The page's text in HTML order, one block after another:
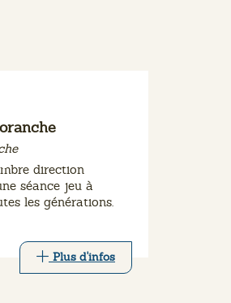
direction
séance jeu à
les générations.
Plus d'infos